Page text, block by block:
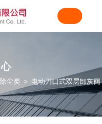
尘类 > 电动刀口式双层卸灰阀